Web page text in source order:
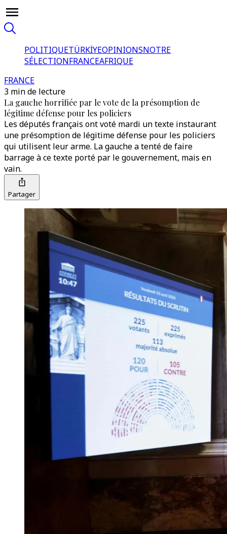
POLITIQUETÜRKİYEOPINIONSNOTRE
SÉLECTIONFRANCEAFRIQUE
FRANCE
3 min de lecture
La gauche horrifiée par le vote de la présomption de
légitime défense pour les policiers
Les députés français ont voté mardi un texte instaurant
une présomption de légitime défense pour les policiers
qui utilisent leur arme. La gauche a tenté de faire
barrage à ce texte porté par le gouvernement, mais en
vain.
Partager